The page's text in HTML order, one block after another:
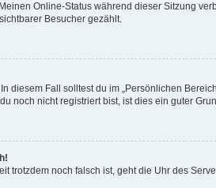
Online-Status während dieser Sitzung
Besucher gezählt.
Fall solltest du im „Persönlichen
noch nicht registriert bist, ist dies ein guter
trotzdem noch falsch ist, geht die Uhr des